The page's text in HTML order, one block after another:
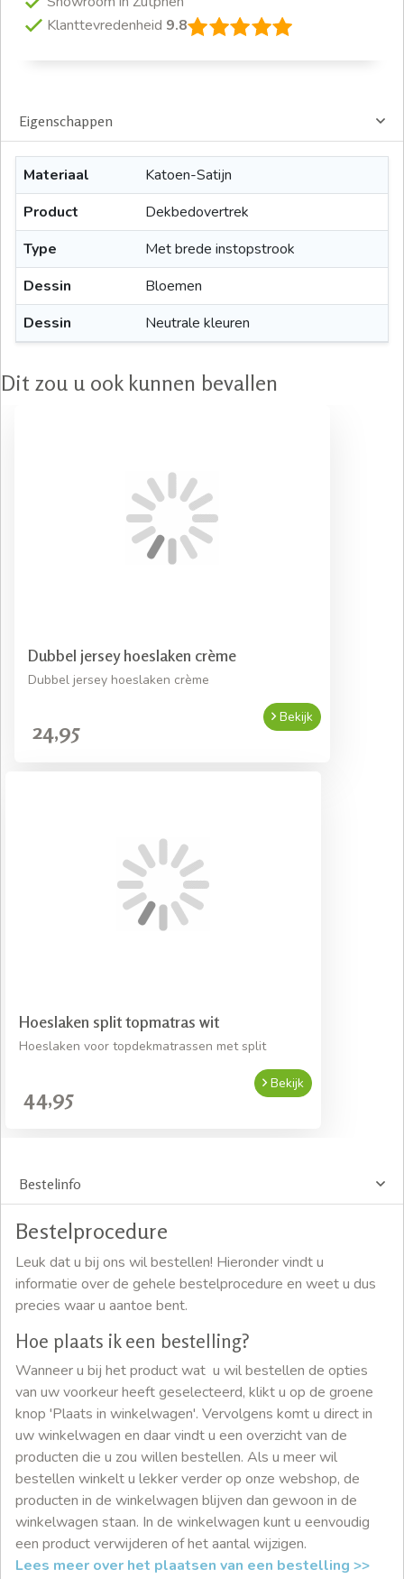
Klanttevredenheid 9.8
Eigenschappen
Materiaal
Katoen-Satijn
Product
Dekbedovertrek
Type
Met brede instopstrook
Dessin
Bloemen
Dessin
Neutrale kleuren
Dit zou u ook kunnen bevallen
Dubbel jersey hoeslaken crème
Dubbel jersey hoeslaken crème
24,95
Bekijk
Hoeslaken split topmatras wit
Hoeslaken voor topdekmatrassen met split
44,95
Bekijk
Bestelinfo
Bestelprocedure
Leuk dat u bij ons wil bestellen! Hieronder vindt u
informatie over de gehele bestelprocedure en weet u dus
precies waar u aantoe bent.
Hoe plaats ik een bestelling?
Wanneer u bij het product wat u wil bestellen de opties
van uw voorkeur heeft geselecteerd, klikt u op de groene
knop 'Plaats in winkelwagen'. Vervolgens komt u direct in
uw winkelwagen en daar vindt u een overzicht van de
producten die u zou willen bestellen. Als u meer wil
bestellen winkelt u lekker verder op onze webshop, de
producten in de winkelwagen blijven dan gewoon in de
winkelwagen staan. In de winkelwagen kunt u eenvoudig
een product verwijderen of het aantal wijzigen.
Lees meer over het plaatsen van een bestelling >>